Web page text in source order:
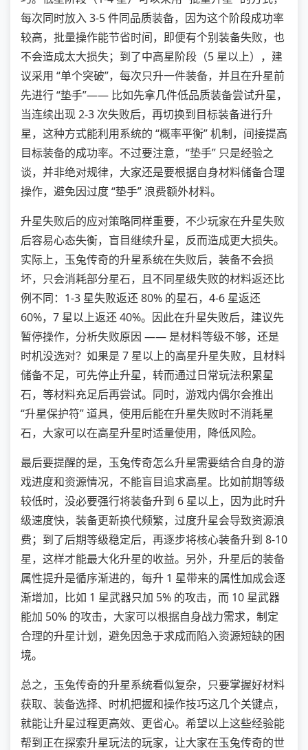
每次同时放入 3-5 件同品质装备，因为这个阶段成功率
较高，批量操作能节省时间，即便有个别装备失败，也
不会造成太大损失；到了中高星阶段（5 星以上），建
议采用 “单个突破”，每次只升一件装备，并且在升星前
先进行 “垫手”—— 比如先拿几件低品质装备尝试升星，
当连续出现 2-3 次失败后，再切换到目标装备进行升
星，这种方式能利用系统的 “概率平衡” 机制，间接提高
目标装备的成功率。不过要注意，“垫手” 只是经验之
谈，并非绝对规律，大家还是要根据自身材料储备合理
操作，避免因过度 “垫手” 浪费额外材料。
升星失败后的应对策略同样重要，不少玩家在升星失败
后容易心态失衡，盲目继续升星，反而造成更大损失。
实际上，玉兔传奇的升星系统在失败后，装备不会损
坏，只会消耗部分星石，且不同星级失败的材料返还比
例不同：1-3 星失败返还 80% 的星石，4-6 星返还
60%，7 星以上返还 40%。因此在升星失败后，建议先
暂停操作，分析失败原因 —— 是材料等级不够，还是
时机没选对？如果是 7 星以上的高星升星失败，且材料
储备不足，可先停止升星，转而通过日常玩法积累星
石，等材料充足后再尝试。同时，游戏内偶尔会推出
“升星保护符” 道具，使用后能在升星失败时不消耗星
石，大家可以在高星升星时适量使用，降低风险。
最后要提醒的是，玉兔传奇怎么升星需要结合自身的游
戏进度和资源情况，不能盲目追求高星。比如前期等级
较低时，没必要强行将装备升到 6 星以上，因为此时升
级速度快，装备更新换代频繁，过度升星会导致资源浪
费；到了后期等级稳定后，再逐步将核心装备升到 8-10
星，这样才能最大化升星的收益。另外，升星后的装备
属性提升是循序渐进的，每升 1 星带来的属性加成会逐
渐增加，比如 1 星武器只加 5% 的攻击，而 10 星武器
能加 50% 的攻击，大家可以根据自身战力需求，制定
合理的升星计划，避免因急于求成而陷入资源短缺的困
境。
总之，玉兔传奇的升星系统看似复杂，只要掌握好材料
获取、装备选择、时机把握和操作技巧这几个关键点，
就能让升星过程更高效、更省心。希望以上这些经验能
帮到正在探索升星玩法的玩家，让大家在玉兔传奇的世